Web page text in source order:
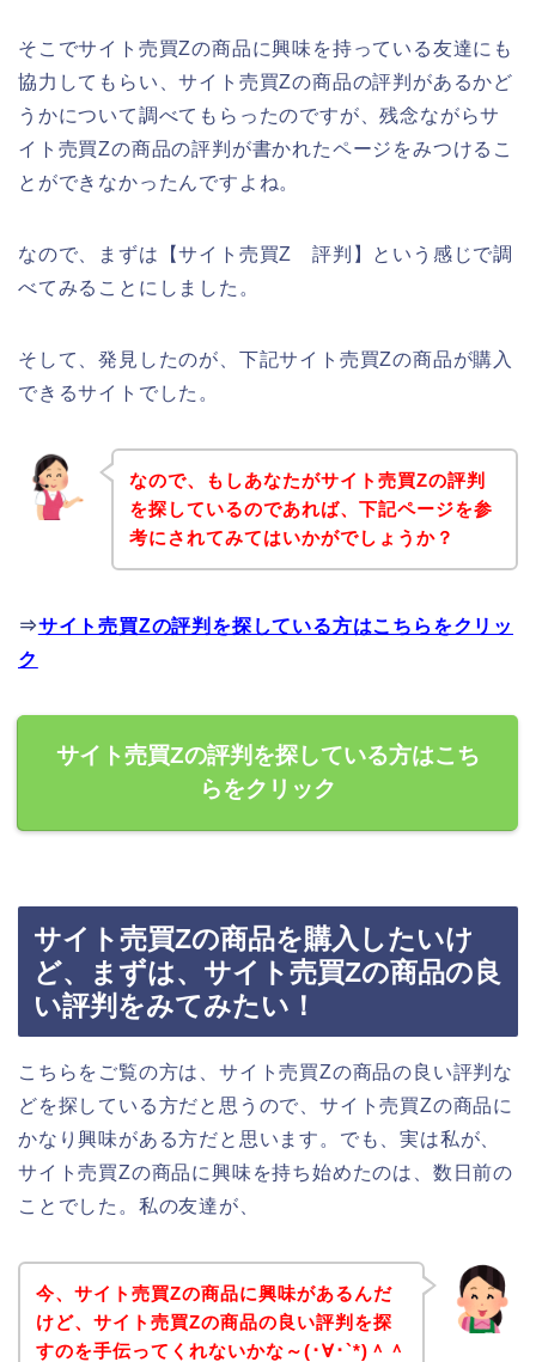
そこでサイト売買Zの商品に興味を持っている友達にも
協力してもらい、サイト売買Zの商品の評判があるかど
うかについて調べてもらったのですが、残念ながらサ
イト売買Zの商品の評判が書かれたページをみつけるこ
とができなかったんですよね。
なので、まずは【サイト売買Z 評判】という感じで調
べてみることにしました。
そして、発見したのが、下記サイト売買Zの商品が購入
できるサイトでした。
なので、もしあなたがサイト売買Zの評判
を探しているのであれば、下記ページを参
考にされてみてはいかがでしょうか？
⇒サイト売買Zの評判を探している方はこちらをクリッ
ク
サイト売買Zの評判を探している方はこち
らをクリック
サイト売買Zの商品を購入したいけ
ど、まずは、サイト売買Zの商品の良
い評判をみてみたい！
こちらをご覧の方は、サイト売買Zの商品の良い評判な
どを探している方だと思うので、サイト売買Zの商品に
かなり興味がある方だと思います。でも、実は私が、
サイト売買Zの商品に興味を持ち始めたのは、数日前の
ことでした。私の友達が、
今、サイト売買Zの商品に興味があるんだ
けど、サイト売買Zの商品の良い評判を探
すのを手伝ってくれないかな～(･∀･`*)＾＾